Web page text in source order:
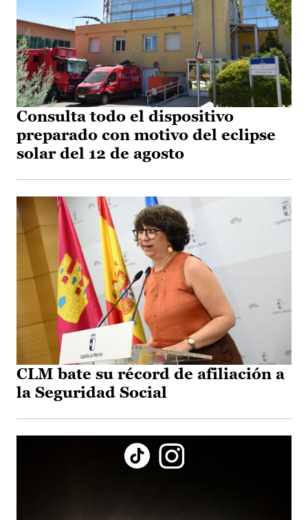
Consulta todo el dispositivo
preparado con motivo del eclipse
solar del 12 de agosto
CLM bate su récord de afiliación a
la Seguridad Social